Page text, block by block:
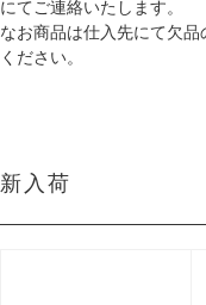
にてご連絡いたします。
なお商品は仕入先にて欠
ください。
新入荷